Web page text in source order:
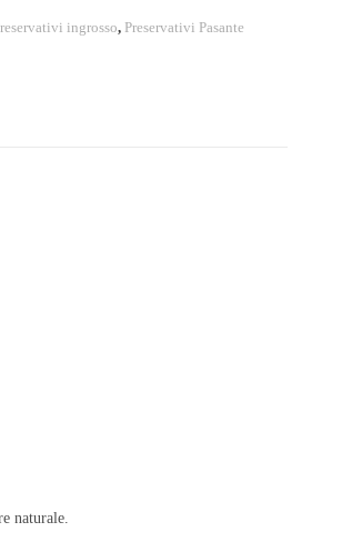
ingrosso, Preservativi Pasante
naturale.